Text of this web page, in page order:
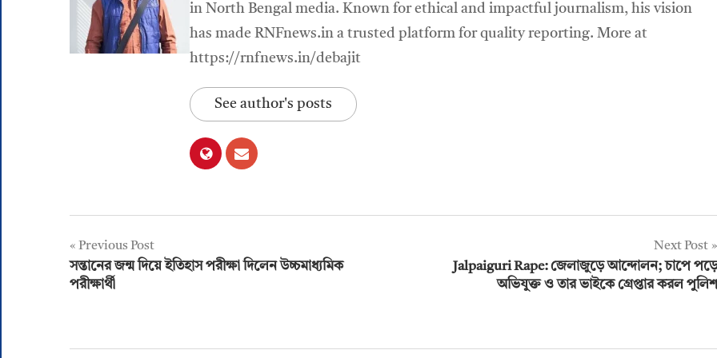
in North Bengal media. Known for ethical and impactful journalism, his vision
has made RNFnews.in a trusted platform for quality reporting. More at
https://rnfnews.in/debajit
See author's posts
Post
navigation
Previous Post
সন্তানের জন্ম দিয়ে ইতিহাস পরীক্ষা দিলেন উচ্চমাধ্যমিক
পরীক্ষার্থী
Next Post
Jalpaiguri Rape: জেলাজুড়ে আন্দোলন; চাপে পড়ে
অভিযুক্ত ও তার ভাইকে গ্রেপ্তার করল পুলিশ